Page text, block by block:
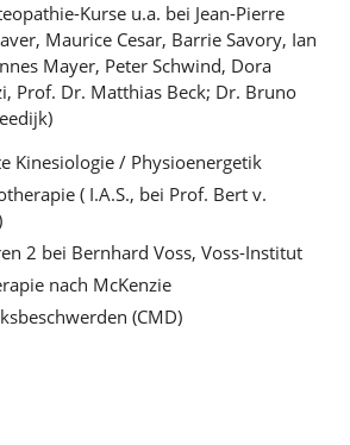
Kurse u.a. bei Jean-Pierre
Maurice Cesar, Barrie Savory, Ian
Mayer, Peter Schwind, Dora
Prof. Dr. Matthias Beck; Dr. Bruno
Kinesiologie / Physioenergetik
( I.A.S., bei Prof. Bert v.
2 bei Bernhard Voss, Voss-Institut
nach McKenzie
(CMD)